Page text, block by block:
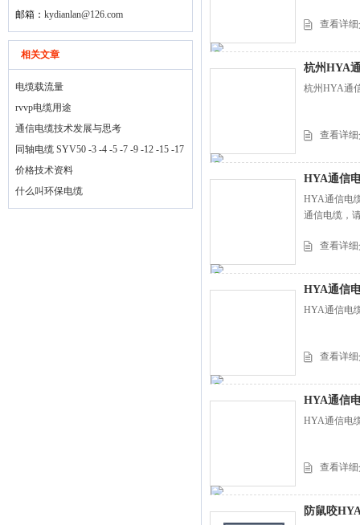
邮箱： kydianlan@126.com
相关文章
电缆载流量
rvvp电缆用途
通信电缆技术发展与思考
同轴电缆 SYV50 -3 -4 -5 -7 -9 -12 -15 -17
价格技术资料
什么叫环保电缆
查看详
杭州HYA
杭州HYA通
查看详
HYA通信
HYA通信电
通信电缆，
查看详
HYA通信
HYA通信电
查看详
HYA通信
HYA通信电
查看详
防鼠咬